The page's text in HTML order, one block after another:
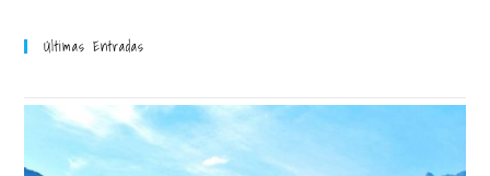
Últimas Entradas